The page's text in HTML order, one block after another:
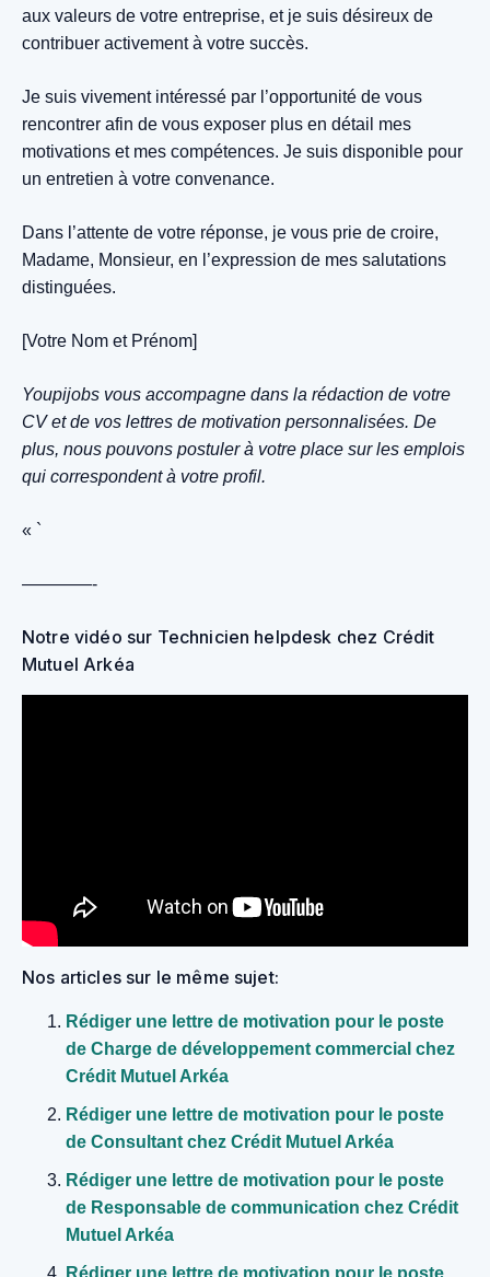
aux valeurs de votre entreprise, et je suis désireux de
contribuer activement à votre succès.
Je suis vivement intéressé par l’opportunité de vous
rencontrer afin de vous exposer plus en détail mes
motivations et mes compétences. Je suis disponible pour
un entretien à votre convenance.
Dans l’attente de votre réponse, je vous prie de croire,
Madame, Monsieur, en l’expression de mes salutations
distinguées.
[Votre Nom et Prénom]
Youpijobs vous accompagne dans la rédaction de votre
CV et de vos lettres de motivation personnalisées. De
plus, nous pouvons postuler à votre place sur les emplois
qui correspondent à votre profil.
« `
————-
Notre vidéo sur Technicien helpdesk chez Crédit
Mutuel Arkéa
Nos articles sur le même sujet:
Rédiger une lettre de motivation pour le poste
de Charge de développement commercial chez
Crédit Mutuel Arkéa
Rédiger une lettre de motivation pour le poste
de Consultant chez Crédit Mutuel Arkéa
Rédiger une lettre de motivation pour le poste
de Responsable de communication chez Crédit
Mutuel Arkéa
Rédiger une lettre de motivation pour le poste